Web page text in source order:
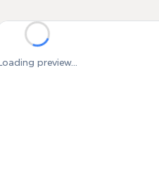
Loading preview...